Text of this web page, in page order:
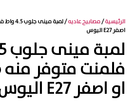
الرئيسية/مصابيح عاديه
/ لمبة
اصفر E27 اليوس
فلمنت متوفر
او اصفر E27 اليوس